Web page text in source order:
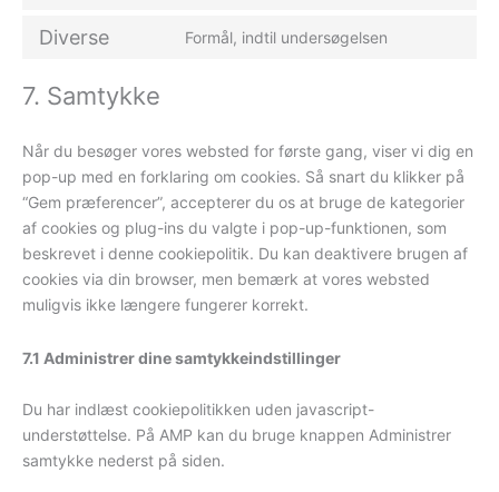
Diverse Formål, indtil undersøgelsen
7. Samtykke
Når du besøger vores websted for første gang, viser vi dig en
pop-up med en forklaring om cookies. Så snart du klikker på
“Gem præferencer”, accepterer du os at bruge de kategorier
af cookies og plug-ins du valgte i pop-up-funktionen, som
beskrevet i denne cookiepolitik. Du kan deaktivere brugen af ​​
cookies via din browser, men bemærk at vores websted
muligvis ikke længere fungerer korrekt.
7.1 Administrer dine samtykkeindstillinger
Du har indlæst cookiepolitikken uden javascript-
understøttelse. På AMP kan du bruge knappen Administrer
samtykke nederst på siden.